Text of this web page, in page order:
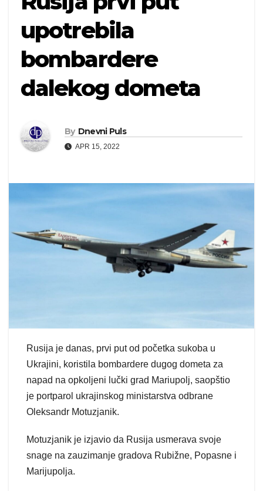
upotrebila
bombardere
dalekog dometa
By Dnevni Puls
APR 15, 2022
Rusija je danas, prvi put od početka sukoba u
Ukrajini, koristila bombardere dugog dometa za
napad na opkoljeni lučki grad Mariupolj, saopštio
je portparol ukrajinskog ministarstva odbrane
Oleksandr Motuzjanik.
Motuzjanik je izjavio da Rusija usmerava svoje
snage na zauzimanje gradova Rubižne, Popasne i
Marijupolja.